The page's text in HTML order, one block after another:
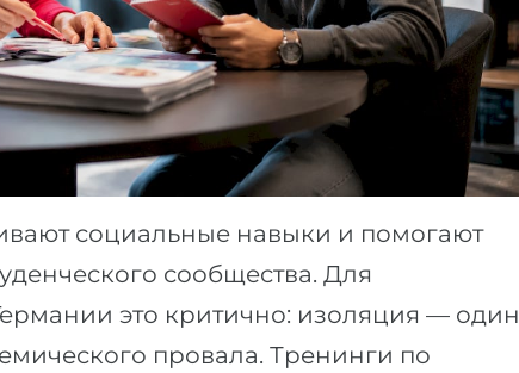
социальные навыки и помогают
сообщества. Для
это критично: изоляция — один
провала. Тренинги по